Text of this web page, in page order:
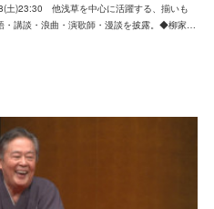
土)23:30 他浅草を中心に活躍する、揃いも
・講談・浪曲・演歌師・漫談を披露。◆柳家…